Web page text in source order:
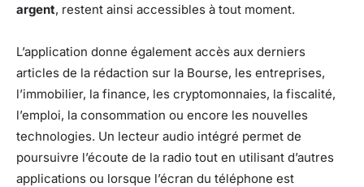
argent, restent ainsi accessibles à tout moment.
L’application donne également accès aux derniers
articles de la rédaction sur la Bourse, les entreprises,
l’immobilier, la finance, les cryptomonnaies, la fiscalité,
l’emploi, la consommation ou encore les nouvelles
technologies. Un lecteur audio intégré permet de
poursuivre l’écoute de la radio tout en utilisant d’autres
applications ou lorsque l’écran du téléphone est